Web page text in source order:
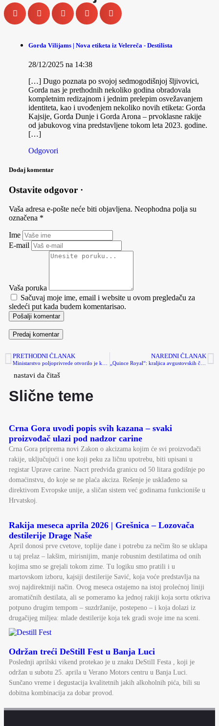
Gorda Vilijams | Nova etiketa iz Velereča - Destilista
28/12/2025 na 14:38
[…] Dugo poznata po svojoj sedmogodišnjoj šljivovici,
Gorda nas je prethodnih nekoliko godina obradovala
kompletnim redizajnom i jednim prelepim osvežavanjem
identiteta, kao i uvođenjem nekoliko novih etiketa: Gorda
Kajsije, Gorda Dunje i Gorda Arona – prvoklasne rakije
od jabukovog vina predstavljene tokom leta 2023. godine.
[…]
Odgovori
Dodaj komentar
Ostavite odgovor ·
Vaša adresa e-pošte neće biti objavljena. Neophodna polja su
označena *
Ime
E-mail
Vaša poruka
Sačuvaj moje ime, email i website u ovom pregledaču za
sledeći put kada budem komentarisao.
Pošalji komentar
PRETHODNI ČLANAK NAREDNI ČLANAK
„Quince Royal“: kraljica avgustovskih čulnih užitaka | Rakija meseca
nastavi da čitaš
Slične teme
Crna Gora uvodi popis svih kazana – svaki
proizvođač ulazi pod nadzor carine
Crna Gora priprema novi Zakon o akcizama kojim će svi proizvođači
rakije, uključujući i one koji peku za ličnu upotrebu, biti upisani u
registar Uprave carine. Nacrt predviđa granicu od 50 litara godišnje po
domaćinstvu, do koje se ne plaća akciza. Rešenje je usklađeno sa
direktivom Evropske unije, a sličan sistem već godinama funkcioniše u
Hrvatskoj.
Rakija meseca aprila 2026 | Grešnica – Lozovača
destilerije Drage Naše
April donosi prve cvetove, toplije dane i potrebu za nečim što se uklapa
u taj prelaz – lakšim, mirisnijim, manje robusnim destilatima od onih
kojima smo se grejali tokom zime. Tu logiku smo pratili i u
martovskom izboru, kajsiji destilerije Savić, koja voće predstavlja na
svoj najdirektniji način. Ovog meseca ostajemo na istoj prolećnoj liniji
aromatičnih destilata, ali se pomeramo ka jednoj rakiji koja sortu otkriva
potpuno drugim tempom – suzdržanije, postepeno – i koja dolazi iz
drugačijeg miljea: mlade destilerije koja tek gradi svoje ime na sceni.
Održan treći DeStill Fest u Banja Luci
Poslednji aprilski vikend protekao je u znaku DeStill Festa , koji je
održan u subotu 25. aprila u Verano Motors centru u Banja Luci.
Sunčano vreme i degustacija kvalitetnih jakih alkoholnih pića, bili su
dobitna kombinacija za dobar provod.